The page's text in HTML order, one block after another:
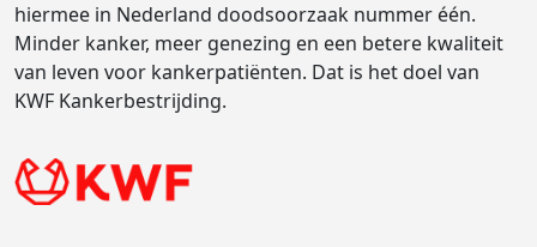
hiermee in Nederland doodsoorzaak nummer één.
Minder kanker, meer genezing en een betere kwaliteit
van leven voor kankerpatiënten. Dat is het doel van
KWF Kankerbestrijding.